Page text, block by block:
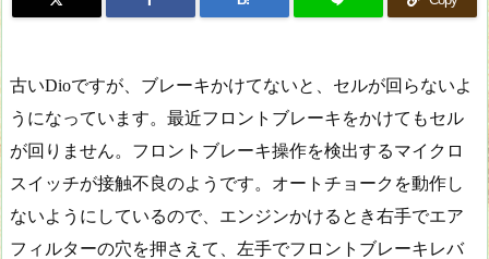
古いDioですが、ブレーキかけてないと、セルが回らないよ
うになっています。最近フロントブレーキをかけてもセル
が回りません。フロントブレーキ操作を検出するマイクロ
スイッチが接触不良のようです。オートチョークを動作し
ないようにしているので、エンジンかけるとき右手でエア
フィルターの穴を押さえて、左手でフロントブレーキレバ